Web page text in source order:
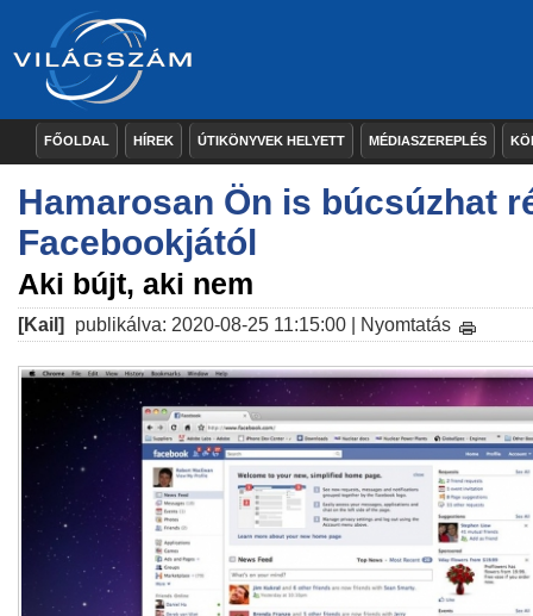
FŐOLDAL HÍREK ÚTIKÖNYVEK HELYETT MÉDIASZEREPLÉS
Hamarosan Ön is búcsúzhat
Facebookjától
Aki bújt, aki nem
[Kail] publikálva: 2020-08-25 11:15:00 | Nyomtatás